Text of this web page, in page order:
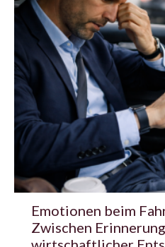
Emotionen beim
Zwischen